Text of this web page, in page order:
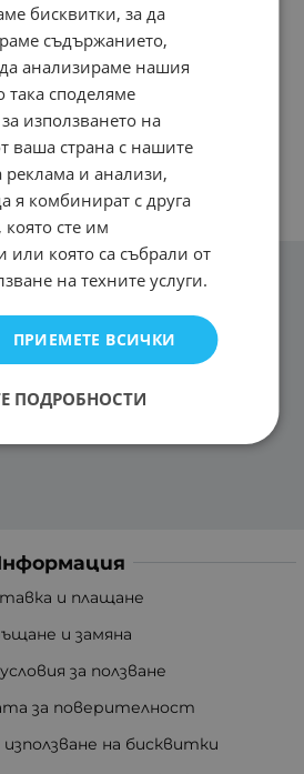
и плащане
и замяна
за ползване
за поверителност
на бисквитки
бисквитки, за да
съдържанието,
анализираме нашия
споделяме
използването на
ваша страна с нашите
реклама и анализи,
я комбинират с друга
сте им
или която са събрали от
на техните услуги.
ПРИЕМЕТЕ ВСИЧКИ
ПОДРОБНОСТИ